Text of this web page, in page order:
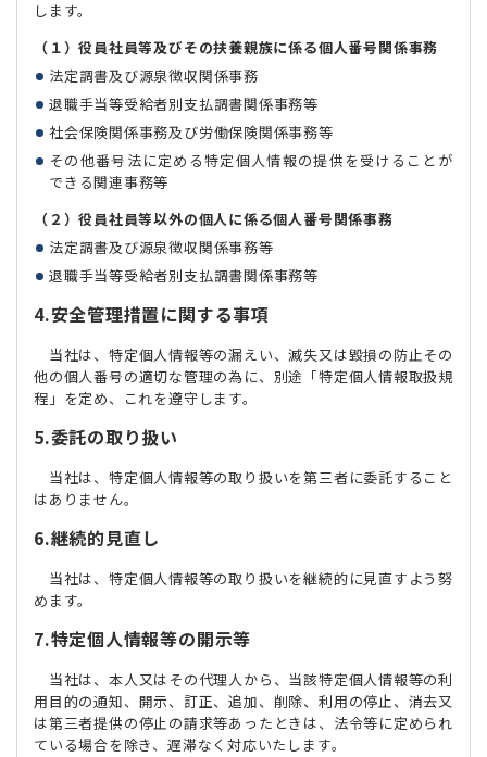
します。
（１）役員社員等及びその扶養親族に係る個人番号関係事務
法定調書及び源泉徴収関係事務
退職手当等受給者別支払調書関係事務等
社会保険関係事務及び労働保険関係事務等
その他番号法に定める特定個人情報の提供を受けることが
できる関連事務等
（２）役員社員等以外の個人に係る個人番号関係事務
法定調書及び源泉徴収関係事務等
退職手当等受給者別支払調書関係事務等
4.安全管理措置に関する事項
当社は、特定個人情報等の漏えい、滅失又は毀損の防止その
他の個人番号の適切な管理の為に、別途「特定個人情報取扱規
程」を定め、これを遵守します。
5.委託の取り扱い
当社は、特定個人情報等の取り扱いを第三者に委託すること
はありません。
6.継続的見直し
当社は、特定個人情報等の取り扱いを継続的に見直すよう努
めます。
7.特定個人情報等の開示等
当社は、本人又はその代理人から、当該特定個人情報等の利
用目的の通知、開示、訂正、追加、削除、利用の停止、消去又
は第三者提供の停止の請求等あったときは、法令等に定められ
ている場合を除き、遅滞なく対応いたします。